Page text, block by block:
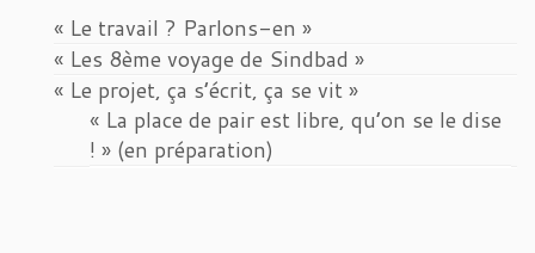
« Le travail ? Parlons-en »
« Les 8ème voyage de Sindbad »
« Le projet, ça s’écrit, ça se vit »
« La place de pair est libre, qu’on se le dise
! » (en préparation)